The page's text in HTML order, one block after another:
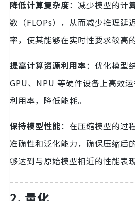
降低计算复杂度：减少模型的计
数（FLOPs），从而减少推理延
率，使其能够在实时性要求较高
提高计算资源利用率：优化模型
GPU、NPU 等硬件设备上高效
利用率，降低能耗。
保持模型性能：在压缩模型的过
准确性和泛化能力，确保压缩后
够达到与原始模型相近的性能表现